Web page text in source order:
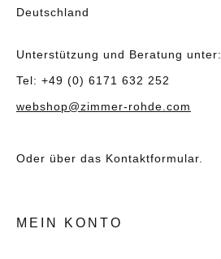
Deutschland
Unterstützung und Beratung unter:
Tel: +49 (0) 6171 632 252
webshop@zimmer-rohde.com
Oder über das Kontaktformular.
MEIN KONTO